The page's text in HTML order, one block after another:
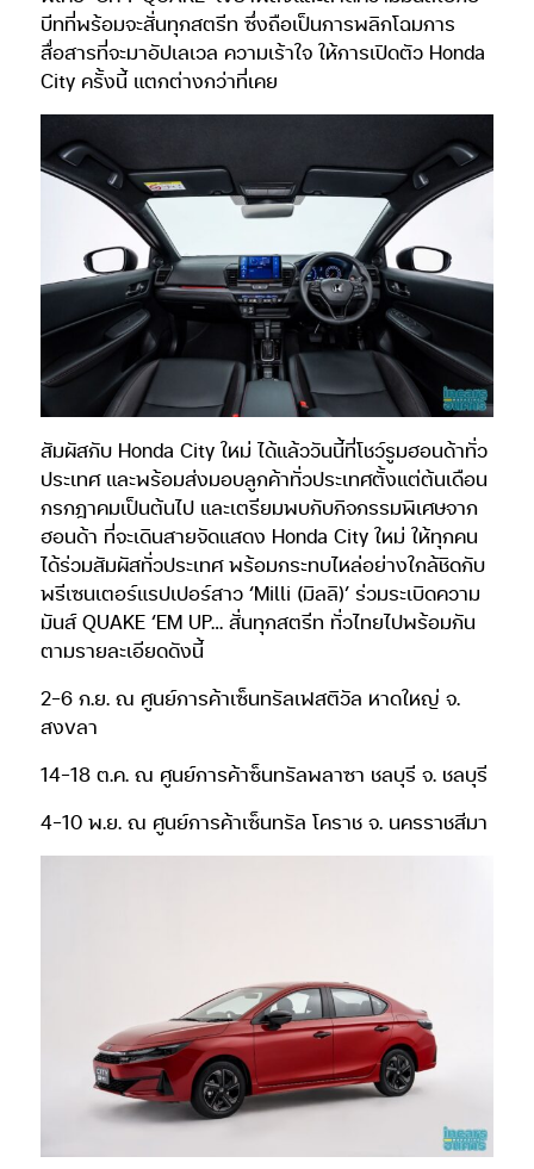
บีทที่พร้อมจะสั่นทุกสตรีท ซึ่งถือเป็นการพลิกโฉมการ
สื่อสารที่จะมาอัปเลเวล ความเร้าใจ ให้การเปิดตัว Honda
City ครั้งนี้ แตกต่างกว่าที่เคย
สัมผัสกับ Honda City ใหม่ ได้แล้ววันนี้ที่โชว์รูมฮอนด้าทั่ว
ประเทศ และพร้อมส่งมอบลูกค้าทั่วประเทศตั้งแต่ต้นเดือน
กรกฎาคมเป็นต้นไป และเตรียมพบกับกิจกรรมพิเศษจาก
ฮอนด้า ที่จะเดินสายจัดแสดง Honda City ใหม่ ให้ทุกคน
ได้ร่วมสัมผัสทั่วประเทศ พร้อมกระทบไหล่อย่างใกล้ชิดกับ
พรีเซนเตอร์แรปเปอร์สาว ‘Milli (มิลลิ)’ ร่วมระเบิดความ
มันส์ QUAKE ‘EM UP… สั่นทุกสตรีท ทั่วไทยไปพร้อมกัน
ตามรายละเอียดดังนี้
2-6 ก.ย. ณ ศูนย์การค้าเซ็นทรัลเฟสติวัล หาดใหญ่ จ.
สงขลา
14-18 ต.ค. ณ ศูนย์การค้าซ็นทรัลพลาซา ชลบุรี จ. ชลบุรี
4-10 พ.ย. ณ ศูนย์การค้าเซ็นทรัล โคราช จ. นครราชสีมา